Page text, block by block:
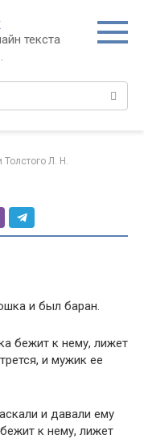
текста
Толстого Л. Н.
и был баран.
бежит к нему, лижет
и мужик ее
и давали ему
к нему, лижет